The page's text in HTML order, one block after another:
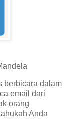
berbicara dalam
email dari
orang
Anda